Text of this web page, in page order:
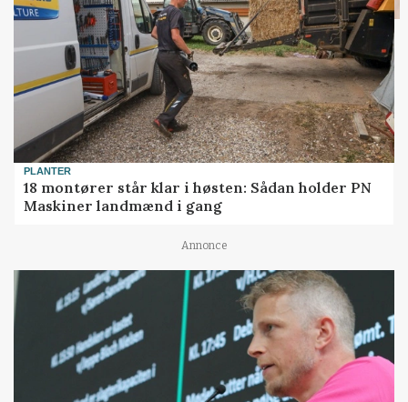
PLANTER
18 montører står klar i høsten: Sådan holder PN
Maskiner landmænd i gang
Annonce